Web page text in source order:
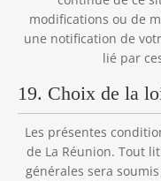
modifications ou de
une notification de
lié par
19. Choix de la
Les présentes
de La Réunion. Tout
générales sera